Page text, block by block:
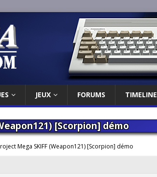
JEUX FORUMS TIMELINE
[Scorpion] démo
Mega SKIFF (Weapon121) [Scorpion] démo